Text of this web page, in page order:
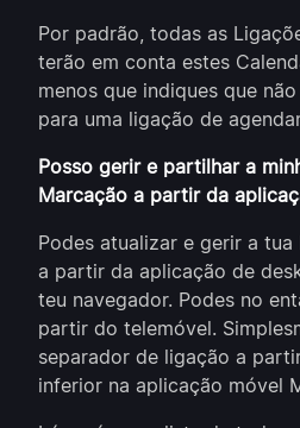
Por padrão, todas as
terão em conta estes
menos que indiques que
para uma ligação de
Posso gerir e partilhar a
Marcação a partir da
Podes atualizar e gerir a tua
a partir da aplicação de
teu navegador. Podes no
partir do telemóvel.
separador de ligação a
inferior na aplicação móvel